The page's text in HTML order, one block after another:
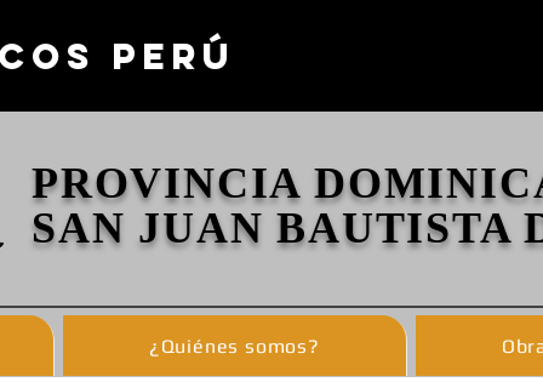
PERÚ
PROVINCIA
SAN JUAN BAUTISTA
¿Quiénes somos?